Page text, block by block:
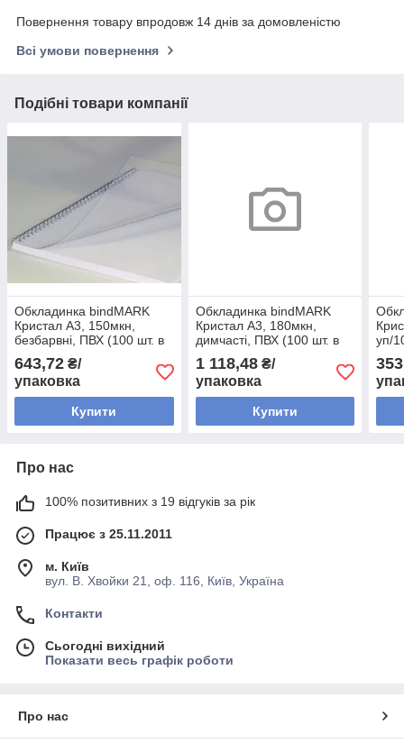
Повернення товару впродовж 14 днів за домовленістю
Всі умови повернення
Подібні товари компанії
Обкладинка bindMARK
Кристал А3, 150мкн,
безбарвні, ПВХ (100 шт. в
уп) (упаковка)
643,72 ₴/
упаковка
Купити
Обкладинка bindMARK
Кристал А3, 180мкн,
димчасті, ПВХ (100 шт. в
уп) (упаковка)
1 118,48₴/
упаковка
Купити
уп/
Про нас
100% позитивних з 19 відгуків за рік
Працює з 25.11.2011
м. Київ
вул. В. Хвойки 21, оф. 116, Київ, Україна
Контакти
Сьогодні вихідний
Показати весь графік роботи
Про нас